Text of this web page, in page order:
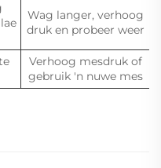
Wag langer, verhoog
druk en probeer weer
Verhoog mesdruk of
gebruik 'n nuwe mes